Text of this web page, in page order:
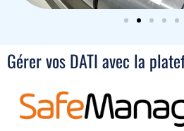
Gérer vos DATI avec la